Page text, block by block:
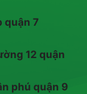
quận 7
12 quận
phú quận 9